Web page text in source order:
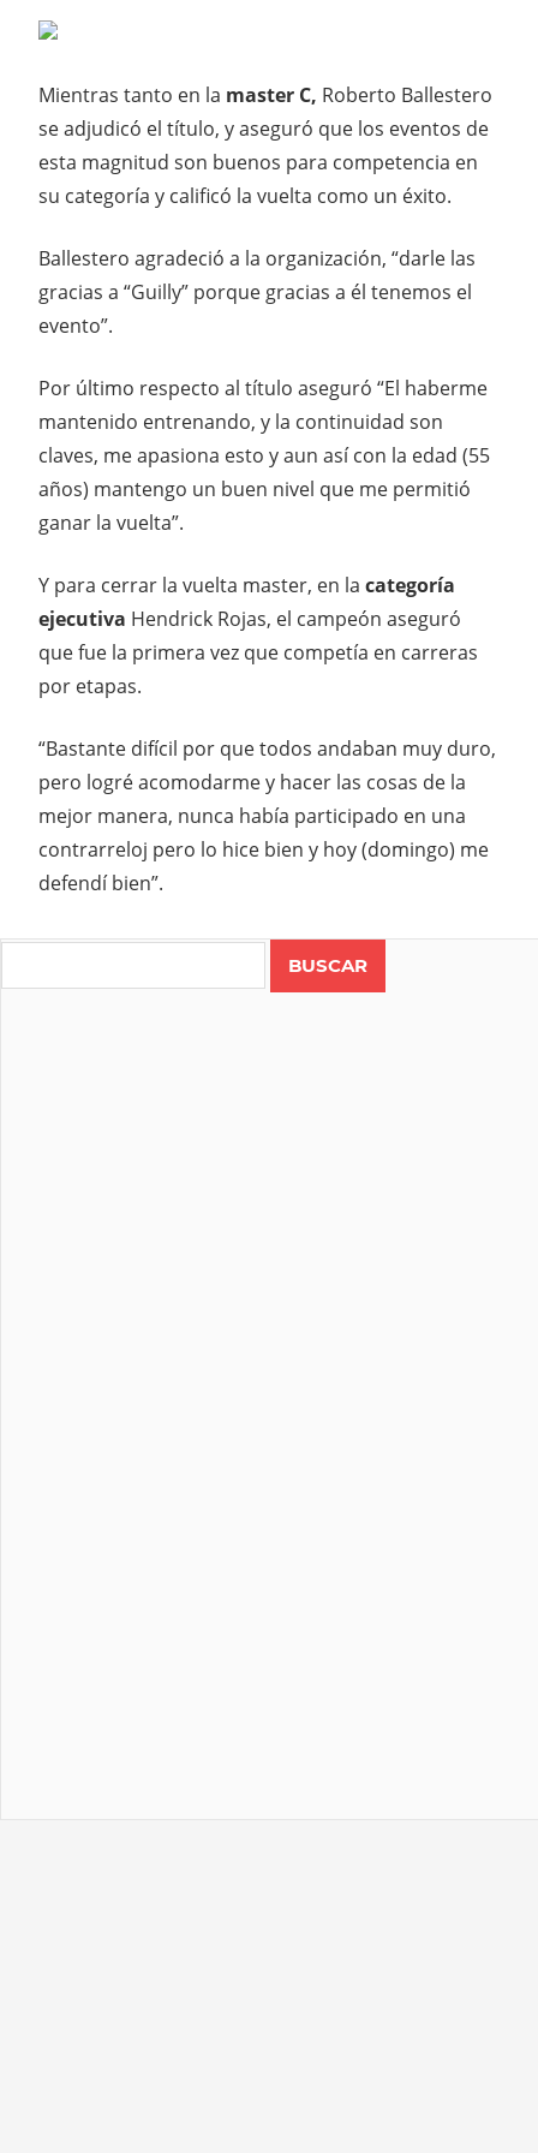
Mientras tanto en la master C, Roberto Ballestero
se adjudicó el título, y aseguró que los eventos de
esta magnitud son buenos para competencia en
su categoría y calificó la vuelta como un éxito.
Ballestero agradeció a la organización, “darle las
gracias a “Guilly” porque gracias a él tenemos el
evento”.
Por último respecto al título aseguró “El haberme
mantenido entrenando, y la continuidad son
claves, me apasiona esto y aun así con la edad (55
años) mantengo un buen nivel que me permitió
ganar la vuelta”.
Y para cerrar la vuelta master, en la categoría
ejecutiva Hendrick Rojas, el campeón aseguró
que fue la primera vez que competía en carreras
por etapas.
“Bastante difícil por que todos andaban muy duro,
pero logré acomodarme y hacer las cosas de la
mejor manera, nunca había participado en una
contrarreloj pero lo hice bien y hoy (domingo) me
defendí bien”.